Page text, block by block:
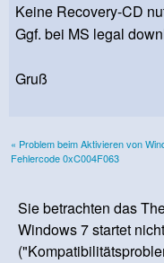
Keine Recovery-CD
Ggf. bei MS legal
Gruß
« Problem beim Aktivieren von
Fehlercode 0xC004F063
Sie betrachten das
Windows 7 startet